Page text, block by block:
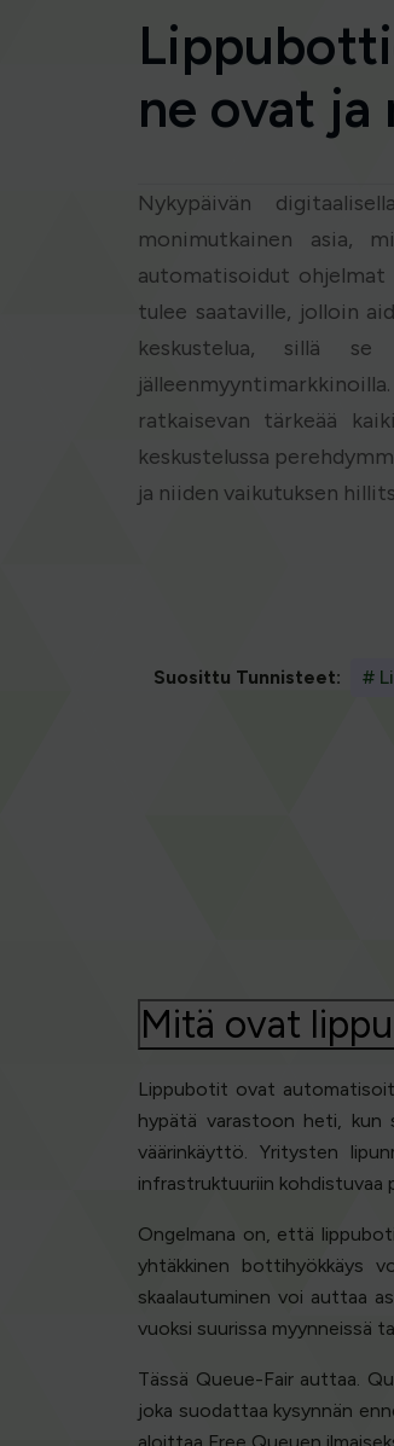
ne ovat
Nykypäivän
monimutkainen asia,
automatisoidut
tulee saataville, jolloin
keskustelua, sillä
ratkaisevan tärkeää
keskustelussa
ja niiden vaikutuksen
Suosittu Tunnisteet: #
Mitä ovat
Lippubotit ovat
hypätä varastoon heti, kun
väärinkäyttö. Yritysten
infrastruktuuriin kohdistuvaa
Ongelmana on, että
yhtäkkinen bottihyökkäys
skaalautuminen voi auttaa
vuoksi suurissa myynneissä
Tässä Queue-Fair auttaa.
joka suodattaa kysynnän